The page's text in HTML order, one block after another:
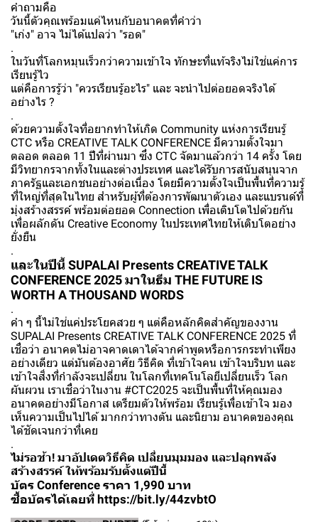
คำถามคือ
วันนี้ตัวคุณพร้อมแค่ไหนกับอนาคตที่คำว่า
"เก่ง" อาจ ไม่ได้แปลว่า "รอด"
.
ในวันที่โลกหมุนเร็วกว่าความเข้าใจ ทักษะที่แท้จริงไม่ใช่แค่การ
เรียนรู้ไว
แต่คือการรู้ว่า "ควรเรียนรู้อะไร" และ จะนำไปต่อยอดจริงได้
อย่างไร ?
.
ด้วยความตั้งใจที่อยากทำให้เกิด Community แห่งการเรียนรู้
CTC หรือ CREATIVE TALK CONFERENCE มีความตั้งใจมา
ตลอด ตลอด 11 ปีที่ผ่านมา ซึ่ง CTC จัดมาแล้วกว่า 14 ครั้ง โดย
มีวิทยากรจากทั้งในและต่างประเทศ และได้รับการสนับสนุนจาก
ภาครัฐและเอกชนอย่างต่อเนื่อง โดยมีความตั้งใจเป็นพื้นที่ความรู้
ที่ใหญ่ที่สุดในไทย สำหรับผู้ที่ต้องการพัฒนาตัวเอง และแบรนด์ที่
มุ่งสร้างสรรค์ พร้อมต่อยอด Connection เพื่อเติบโตไปด้วยกัน
เพื่อผลักดัน Creative Economy ในประเทศไทยให้เติบโตอย่าง
ยั่งยืน
.
และในปีนี้ SUPALAI Presents CREATIVE TALK
CONFERENCE 2025 มาในธีม THE FUTURE IS
WORTH A THOUSAND WORDS
.
คำ ๆ นี้ไม่ใช่แค่ประโยคสวย ๆ แต่คือหลักคิดสำคัญของงาน
SUPALAI Presents CREATIVE TALK CONFERENCE 2025 ที่
เชื่อว่า อนาคตไม่อาจคาดเดาได้จากคำพูดหรือการกระทำเพียง
อย่างเดียว แต่มันต้องอาศัย วิธีคิด ที่เข้าใจคน เข้าใจบริบท และ
เข้าใจสิ่งที่กำลังจะเปลี่ยน ในโลกที่เทคโนโลยีเปลี่ยนเร็ว โลก
ผันผวน เราเชื่อว่าในงาน #CTC2025 จะเป็นพื้นที่ให้คุณมอง
อนาคตอย่างมีโอกาส เตรียมตัวให้พร้อม เรียนรู้เพื่อเข้าใจ มอง
เห็นความเป็นไปได้ มากกว่าทางตัน และนิยาม อนาคตของคุณ
ได้ชัดเจนกว่าที่เคย
.
ไม่รอช้า! มาอัปเดตวิธีคิด เปลี่ยนมุมมอง และปลุกพลัง
สร้างสรรค์ ให้พร้อมรับตั้งแต่ปีนี้
บัตร Conference ราคา 1,990 บาท
ซื้อบัตรได้เลยที่ https://bit.ly/44zvbtO